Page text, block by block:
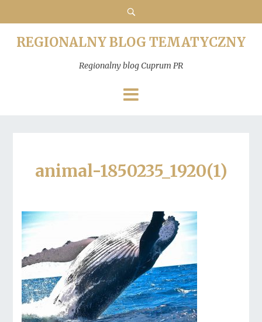
REGIONALNY BLOG TEMATYCZNY
Regionalny blog Cuprum PR
animal-1850235_1920(1)